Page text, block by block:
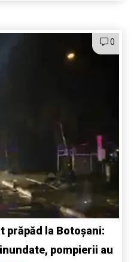
0
prăpăd la Botoșani:
pompierii au